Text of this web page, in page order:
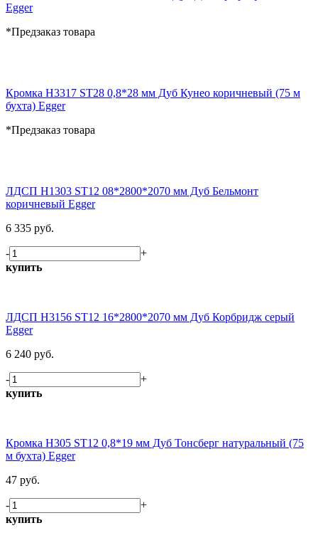
Egger
*Предзаказ товара
Кромка H3317 ST28 0,8*28 мм Дуб Кунео коричневый (75 м
бухта) Egger
*Предзаказ товара
ЛДСП H1303 ST12 08*2800*2070 мм Дуб Бельмонт
коричневый Egger
6 335 руб.
-
+
купить
ЛДСП H3156 ST12 16*2800*2070 мм Дуб Корбридж серый
Egger
6 240 руб.
-
+
купить
Кромка H305 ST12 0,8*19 мм Дуб Тонсберг натуральный (75
м бухта) Egger
47 руб.
-
+
купить